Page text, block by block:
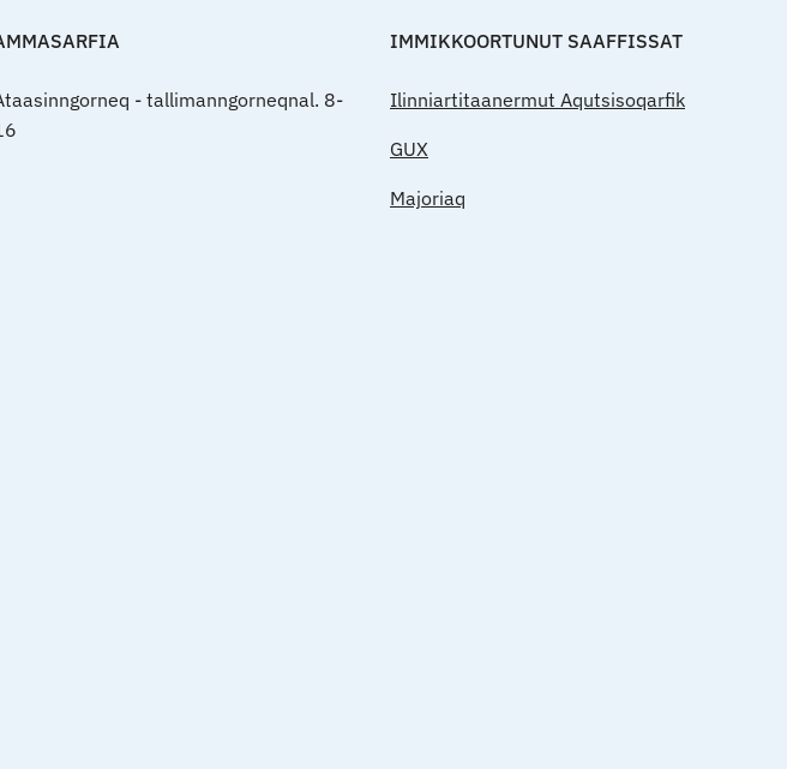
- tallimanngorneqnal. 8-
IMMIKKOORTUNUT SAAFFISSAT
Ilinniartitaanermut Aqutsisoqarfik
GUX
Majoriaq